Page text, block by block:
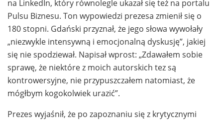
na LinkedIn, który równolegle ukazał się też na portalu
Pulsu Biznesu. Ton wypowiedzi prezesa zmienił się o
180 stopni. Gdański przyznał, że jego słowa wywołały
„niezwykle intensywną i emocjonalną dyskusję”, jakiej
się nie spodziewał. Napisał wprost: „Zdawałem sobie
sprawę, że niektóre z moich autorskich tez są
kontrowersyjne, nie przypuszczałem natomiast, że
mógłbym kogokolwiek urazić”.
Prezes wyjaśnił, że po zapoznaniu się z krytycznymi